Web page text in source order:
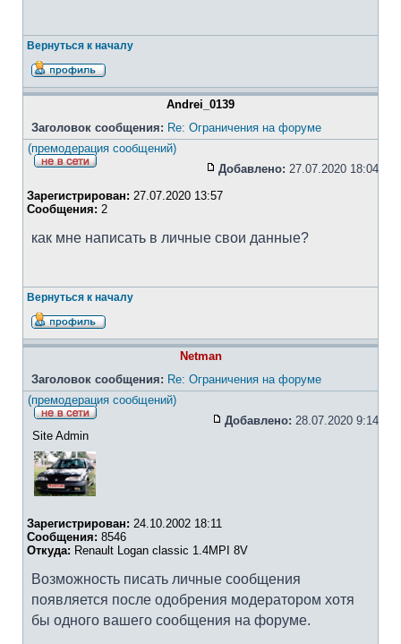
Вернуться к началу
Andrei_0139
Заголовок сообщения: Re: Ограничения на форуме
(премодерация сообщений)
Добавлено: 27.07.2020 18:04
Зарегистрирован: 27.07.2020 13:57
Сообщения: 2
как мне написать в личные свои данные?
Вернуться к началу
Netman
Заголовок сообщения: Re: Ограничения на форуме
(премодерация сообщений)
Добавлено: 28.07.2020 9:14
Site Admin
Зарегистрирован: 24.10.2002 18:11
Сообщения: 8546
Откуда: Renault Logan classic 1.4MPI 8V
Возможность писать личные сообщения
появляется после одобрения модератором хотя
бы одного вашего сообщения на форуме.